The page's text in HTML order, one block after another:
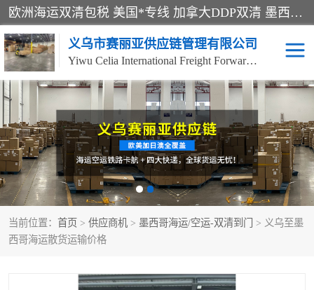
欧洲海运双清包税 美国*专线 加拿大DDP双清 墨西哥跨境空运 澳大利亚专线物流 跨境电商物流服务 国际快递到门服务 海运*渠道 一站式跨境物流解决方案 TikTok/SHEIN专线 电商平台FBA头程运输 国际铁路运输欧洲 UPS/DDHL/联邦快递跨境 美国双清到门物流 跨境*运输
义乌市赛丽亚供应链管理有限公司
Yiwu Celia International Freight Forwarding Co., Ltd
当前位置： 首页 > 供应商机 > 墨西哥海运/空运-双清到门
> 义乌至墨
西哥海运散货运输价格
美森快船 欧洲卡航
加拿大海运/空运-双清到
门
澳大利亚海运/空运-双清
到门
墨西哥海运/空运-双清到
门